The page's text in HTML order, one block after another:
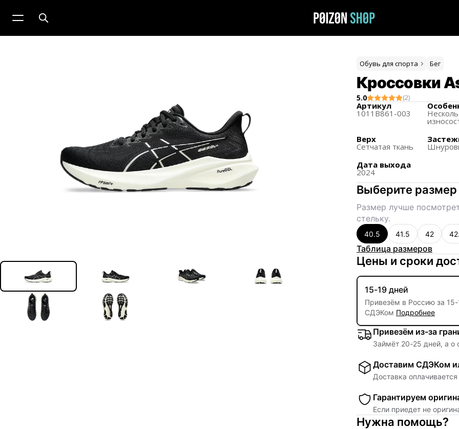
Обувь для спорта Бег
Кроссовки
5.0 (2)
Артикул
1011B861-003
Верх
Сетчатая ткань
Дата выхода
2024
Выберите размер
Размер лучше
стельку.
40.5 41.5 42
Таблица размеров
Цены и сроки
15-19 дней
Привезём в Россию за 15-
СДЭКом Подробнее
Привезём из-за
Займёт 20-25 дней, а о
Доставим СДЭКом
Доставка
Гарантируем
Если приедет не
Нужна помощь?